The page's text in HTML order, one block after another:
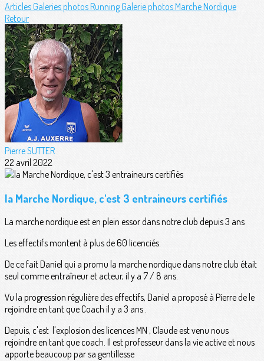
ArticlesGaleries photos RunningGalerie photos Marche Nordique
Retour
Pierre SUTTER
22 avril 2022
la Marche Nordique, c'est 3 entraineurs certifiés
La marche nordique est en plein essor dans notre club depuis 3 ans
Les effectifs montent à plus de 60 licenciés.
De ce fait Daniel qui a promu la marche nordique dans notre club était
seul comme entraîneur et acteur, il y a 7 / 8 ans.
Vu la progression régulière des effectifs, Daniel a proposé à Pierre de le
rejoindre en tant que Coach il y a 3 ans .
Depuis, c'est l'explosion des licences MN , Claude est venu nous
rejoindre en tant que coach. Il est professeur dans la vie active et nous
apporte beaucoup par sa gentillesse